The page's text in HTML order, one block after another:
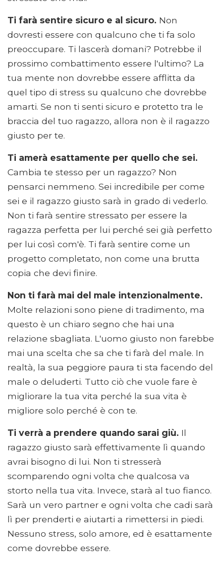
Ti farà sentire sicuro e al sicuro. Non
dovresti essere con qualcuno che ti fa solo
preoccupare. Ti lascerà domani? Potrebbe il
prossimo combattimento essere l'ultimo? La
tua mente non dovrebbe essere afflitta da
quel tipo di stress su qualcuno che dovrebbe
amarti. Se non ti senti sicuro e protetto tra le
braccia del tuo ragazzo, allora non è il ragazzo
giusto per te.
Ti amerà esattamente per quello che sei.
Cambia te stesso per un ragazzo? Non
pensarci nemmeno. Sei incredibile per come
sei e il ragazzo giusto sarà in grado di vederlo.
Non ti farà sentire stressato per essere la
ragazza perfetta per lui perché sei già perfetto
per lui così com'è. Ti farà sentire come un
progetto completato, non come una brutta
copia che devi finire.
Non ti farà mai del male intenzionalmente.
Molte relazioni sono piene di tradimento, ma
questo è un chiaro segno che hai una
relazione sbagliata. L'uomo giusto non farebbe
mai una scelta che sa che ti farà del male. In
realtà, la sua peggiore paura ti sta facendo del
male o deluderti. Tutto ciò che vuole fare è
migliorare la tua vita perché la sua vita è
migliore solo perché è con te.
Ti verrà a prendere quando sarai giù. Il
ragazzo giusto sarà effettivamente lì quando
avrai bisogno di lui. Non ti stresserà
scomparendo ogni volta che qualcosa va
storto nella tua vita. Invece, starà al tuo fianco.
Sarà un vero partner e ogni volta che cadi sarà
lì per prenderti e aiutarti a rimettersi in piedi.
Nessuno stress, solo amore, ed è esattamente
come dovrebbe essere.